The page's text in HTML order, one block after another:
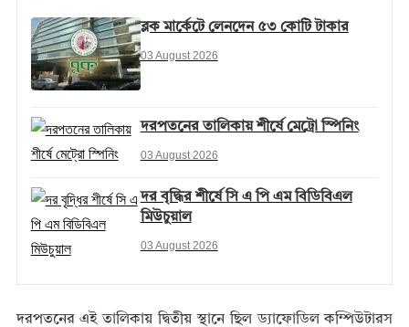
ব্লক মার্কেটে লেনদেন ৫৩ কোটি টাকার
03 August 2026
দরপতনের তালিকায় শীর্ষে মেট্রো স্পিনিং
03 August 2026
দর বৃদ্ধির শীর্ষে সি এ পি এম বিডিবিএল
মিউচুয়াল
03 August 2026
দরপতনের এই তালিকায় দ্বিতীয় স্থানে ছিল ড্যাফোডিল কম্পিউটারস